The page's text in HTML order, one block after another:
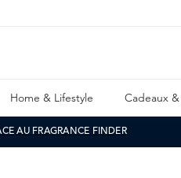
Home & Lifestyle Cadeaux
AU FRAGRANCE FINDER